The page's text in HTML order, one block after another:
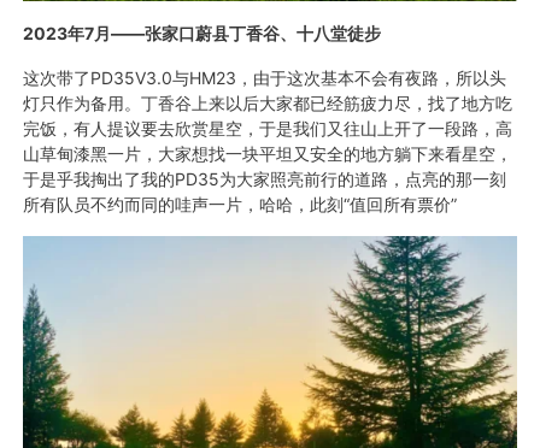
2023年7月——张家口蔚县丁香谷、十八堂徒步
这次带了PD35V3.0与HM23，由于这次基本不会有夜路，所以头
灯只作为备用。丁香谷上来以后大家都已经筋疲力尽，找了地方吃
完饭，有人提议要去欣赏星空，于是我们又往山上开了一段路，高
山草甸漆黑一片，大家想找一块平坦又安全的地方躺下来看星空，
于是乎我掏出了我的PD35为大家照亮前行的道路，点亮的那一刻
所有队员不约而同的哇声一片，哈哈，此刻“值回所有票价”